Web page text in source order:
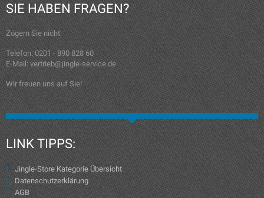
SIE HABEN FRAGEN?
Zögern Sie nicht:
Telefon: 0201 - 890 828 60
E-Mail: vertrieb@jingle-service.de
Wir freuen uns auf Sie!
LINK TIPPS:
Jingle-Store Kategorie Übersicht
Datenschutzerklärung
AGB